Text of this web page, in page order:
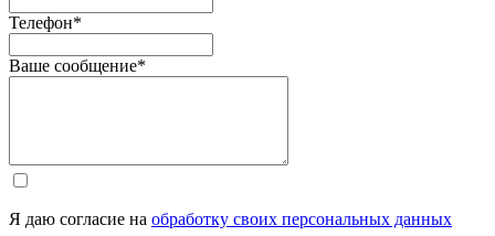
Телефон*
Ваше сообщение*
Я даю согласие на обработку своих персональных данных